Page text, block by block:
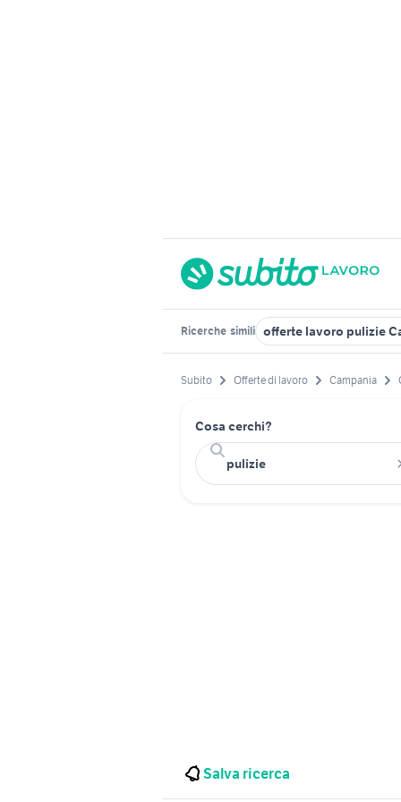
Ricerche simili offerte lavoro pulizie
Subito Offerte di lavoro Campania
Cosa cerchi?
Salva ricerca